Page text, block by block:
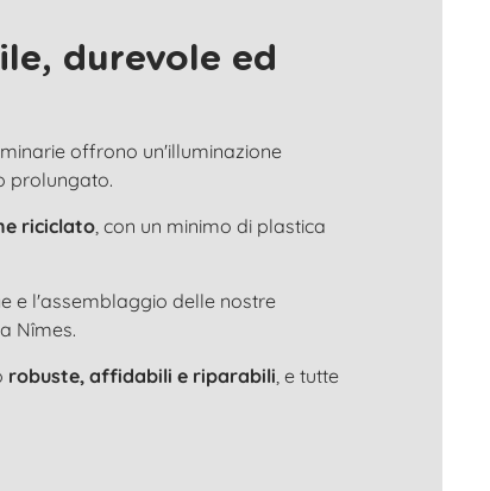
durevole ed
offrono un'illuminazione
prolungato.
riciclato, con un minimo di plastica
e l'assemblaggio delle nostre
Nîmes.
robuste, affidabili e riparabili, e tutte